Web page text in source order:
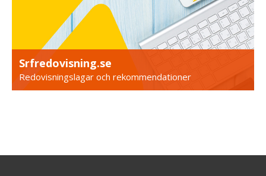
Srfredovisning.se
Redovisningslagar och rekommendationer